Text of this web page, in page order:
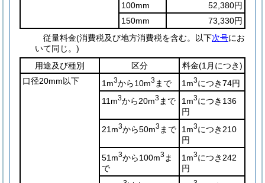
100mm
52,380円
150mm
73,330円
従量料金(消費税及び地方消費税を含む。以下次号にお
いて同じ。)
用途及び種別
区分 料金(1月につき)
口径20mm以下
1m3から10m3 まで 1m3につき74円
11m3から20m3 まで 1m3につき136
円
21m3から50m3 まで 1m3につき210
円
51m3から100m3 ま
で
1m3につき242
円